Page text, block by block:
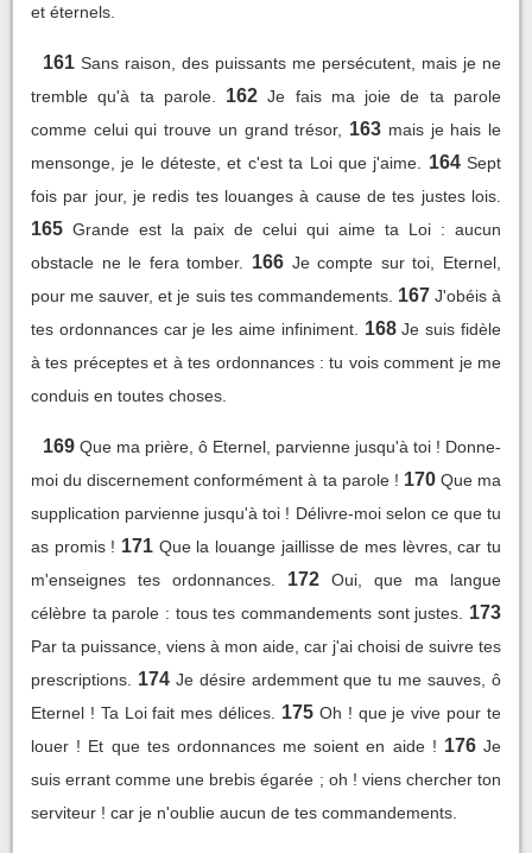
et éternels.
161 Sans raison, des puissants me persécutent, mais je ne
tremble qu'à ta parole.
162 Je fais ma joie de ta parole
comme celui qui trouve un grand trésor,
163 mais je hais le
mensonge, je le déteste, et c'est ta Loi que j'aime.
164 Sept
fois par jour, je redis tes louanges à cause de tes justes lois.
165 Grande est la paix de celui qui aime ta Loi : aucun
obstacle ne le fera tomber.
166 Je compte sur toi, Eternel,
pour me sauver, et je suis tes commandements. 167 J'obéis à
tes ordonnances car je les aime infiniment.
168 Je suis fidèle
à tes préceptes et à tes ordonnances : tu vois comment je me
conduis en toutes choses.
169 Que ma prière, ô Eternel, parvienne jusqu'à toi ! Donne-
moi du discernement conformément à ta parole ! 170 Que ma
supplication parvienne jusqu'à toi ! Délivre-moi selon ce que tu
as promis ! 171 Que la louange jaillisse de mes lèvres, car tu
m'enseignes tes ordonnances.
172
Oui, que ma langue
célèbre ta parole : tous tes commandements sont justes.
173
Par ta puissance, viens à mon aide, car j'ai choisi de suivre tes
prescriptions.
174 Je désire ardemment que tu me sauves, ô
Eternel ! Ta Loi fait mes délices.
175 Oh ! que je vive pour te
louer ! Et que tes ordonnances me soient en aide ! 176 Je
suis errant comme une brebis égarée ; oh ! viens chercher ton
serviteur ! car je n'oublie aucun de tes commandements.